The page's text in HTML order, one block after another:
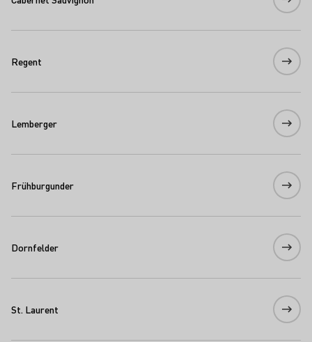
Regent
Lemberger
Frühburgunder
Dornfelder
St. Laurent